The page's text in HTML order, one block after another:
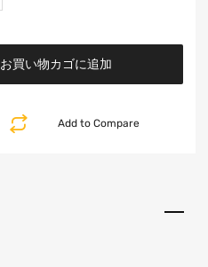
お買い物カゴに追加
Add to Compare